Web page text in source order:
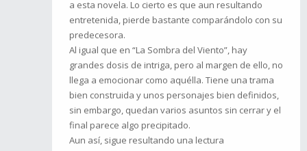
a esta novela. Lo cierto es que aun resultando
entretenida, pierde bastante comparándolo con su
predecesora.
Al igual que en “La Sombra del Viento”, hay
grandes dosis de intriga, pero al margen de ello, no
llega a emocionar como aquélla. Tiene una trama
bien construida y unos personajes bien definidos,
sin embargo, quedan varios asuntos sin cerrar y el
final parece algo precipitado.
Aun así, sigue resultando una lectura